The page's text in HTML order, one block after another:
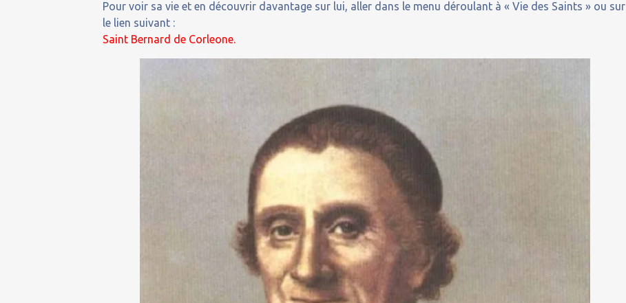
Pour voir sa vie et en découvrir davantage sur lui, aller dans le menu déroulant à « Vie des Saints » ou sur
le lien suivant :
Saint Bernard de Corleone.